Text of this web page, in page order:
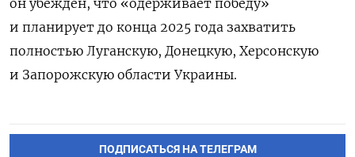
и планирует до конца 2025 года захватить
полностью Луганскую, Донецкую, Херсонскую
и Запорожскую области Украины.
ПОДПИСАТЬСЯ НА ТЕЛЕГРАМ